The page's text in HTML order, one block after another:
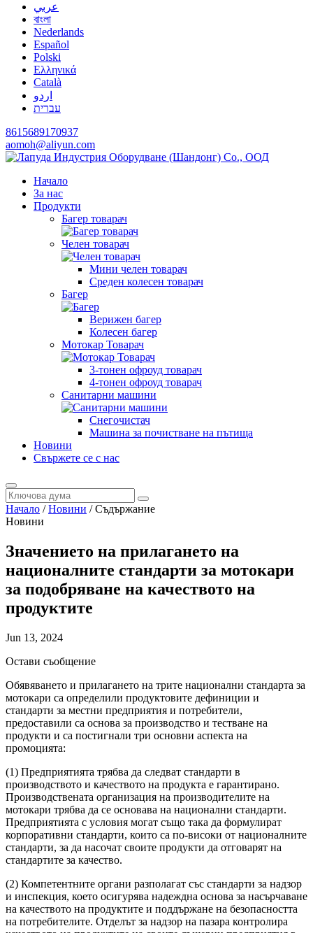
عربي
বাংলা
Nederlands
Español
Polski
Ελληνικά
Català
اردو
עברית
8615689170937
aomoh@aliyun.com
Начало
За нас
Продукти
Багер товарач
Челен товарач
Мини челен товарач
Среден колесен товарач
Багер
Верижен багер
Колесен багер
Мотокар Товарач
3-тонен офроуд товарач
4-тонен офроуд товарач
Санитарни машини
Снегочистач
Машина за почистване на пътища
Новини
Свържете се с нас
Начало /Новини /Съдържание
Новини
Значението на прилагането на
националните стандарти за мотокари
за подобряване на качеството на
продуктите
Jun 13, 2024
Остави съобщение
Обявяването и прилагането на трите национални стандарта за
мотокари са определили продуктовите дефиниции и
стандарти за местни предприятия и потребители,
предоставили са основа за производство и тестване на
продукти и са постигнали три основни аспекта на
промоцията:
(1) Предприятията трябва да следват стандарти в
производството и качеството на продукта е гарантирано.
Производствената организация на производителите на
мотокари трябва да се основава на национални стандарти.
Предприятията с условия могат също така да формулират
корпоративни стандарти, които са по-високи от националните
стандарти, за да насочат своите продукти да отговарят на
стандартите за качество.
(2) Компетентните органи разполагат със стандарти за надзор
и инспекция, което осигурява надеждна основа за насърчаване
на качеството на продуктите и поддържане на безопасността
на потребителите. Отделът за надзор на пазара контролира